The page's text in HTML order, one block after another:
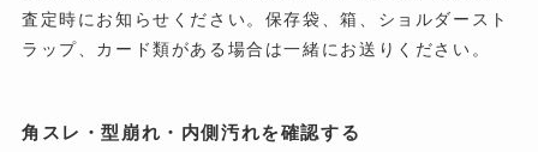
査定時にお知らせください。保存袋、箱、ショルダースト
ラップ、カード類がある場合は一緒にお送りください。
角スレ・型崩れ・内側汚れを確認する